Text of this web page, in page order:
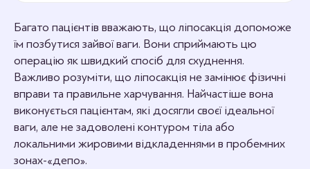
Багато пацієнтів вважають, що ліпосакція допоможе
їм позбутися зайвої ваги. Вони сприймають цю
операцію як швидкий спосіб для схуднення.
Важливо розуміти, що ліпосакція не замінює фізичні
вправи та правильне харчування. Найчастіше вона
виконується пацієнтам, які досягли своєї ідеальної
ваги, але не задоволені контуром тіла або
локальними жировими відкладеннями в пробемних
зонах-«депо».